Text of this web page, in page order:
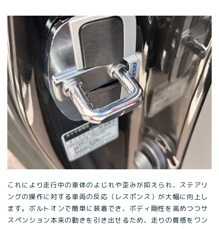
これにより走行中の車体のよじれや歪みが抑えられ、ステアリ
ングの操作に対する車両の反応（レスポンス）が大幅に向上し
ます。ボルトオンで簡単に装着でき、ボディ剛性を高めつつサ
スペンション本来の動きを引き出せるため、走りの質感をワン